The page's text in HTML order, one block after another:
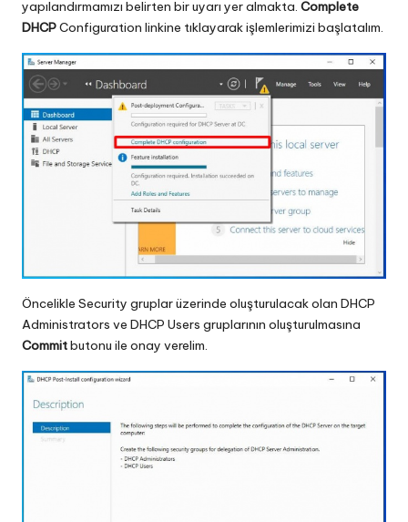
yapılandırmamızı belirten bir uyarı yer almakta. Complete
DHCPConfiguration linkine tıklayarak işlemlerimizi başlatalım.
Öncelikle Security gruplar üzerinde oluşturulacak olan DHCP
Administrators ve DHCP Users gruplarının oluşturulmasına
Commitbutonu ile onay verelim.